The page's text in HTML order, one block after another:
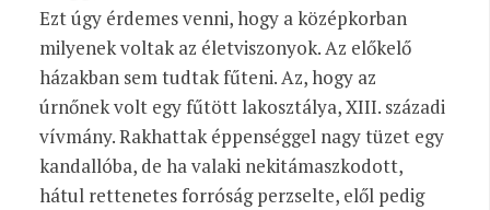
Ezt úgy érdemes venni, hogy a középkorban
milyenek voltak az életviszonyok. Az előkelő
házakban sem tudtak fűteni. Az, hogy az
úrnőnek volt egy fűtött lakosztálya, XIII. századi
vívmány. Rakhattak éppenséggel nagy tüzet egy
kandallóba, de ha valaki nekitámaszkodott,
hátul rettenetes forróság perzselte, elől pedig